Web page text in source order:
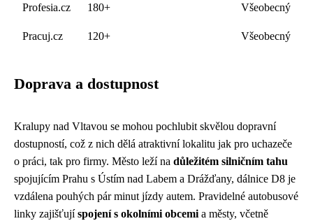
Profesia.cz 180+ Všeobecný
Pracuj.cz 120+ Všeobecný
Doprava a dostupnost
Kralupy nad Vltavou se mohou pochlubit skvělou dopravní
dostupností, což z nich dělá atraktivní lokalitu jak pro uchazeče
o práci, tak pro firmy. Město leží na důležitém silničním tahu
spojujícím Prahu s Ústím nad Labem a Drážďany, dálnice D8 je
vzdálena pouhých pár minut jízdy autem. Pravidelné autobusové
linky zajišťujíspojení s okolními obcemi a městy, včetně